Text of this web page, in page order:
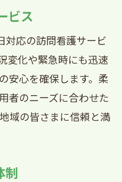
訪問看護サービス
体制
せた柔軟なサービ
ート
ビス
対応の訪問看護サービ
変化や緊急時にも迅速
安心を確保します。柔
者のニーズに合わせた
域の皆さまに信頼と満
制